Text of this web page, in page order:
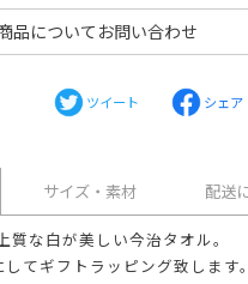
品についてお問い合わせ
ツイート シェア
サイズ・素材 配送
質な白が美しい今治タオル。
てギフトラッピング致します。